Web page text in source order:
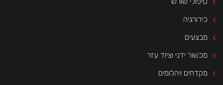
כירורגיה
מבצעים
מכשור ידני וציוד עזר
מקדחים ויהלומים